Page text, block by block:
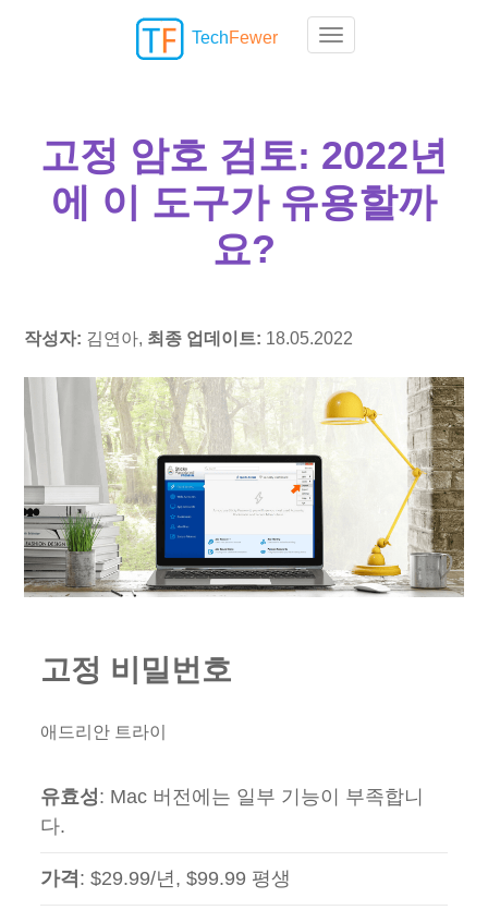
Toggle navigation
TechFewer
고정 암호 검토: 2022년
에 이 도구가 유용할까
요?
작성자: 김연아, 최종 업데이트: 18.05.2022
고정 비밀번호
애드리안 트라이
유효성: Mac 버전에는 일부 기능이 부족합니
다.
가격 : $29.99/년, $99.99 평생